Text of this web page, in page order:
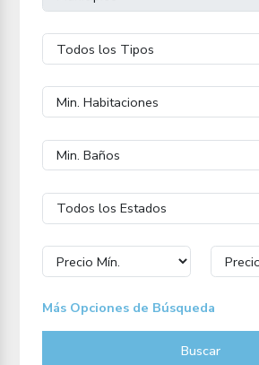
Más Opciones de Búsqueda
Buscar